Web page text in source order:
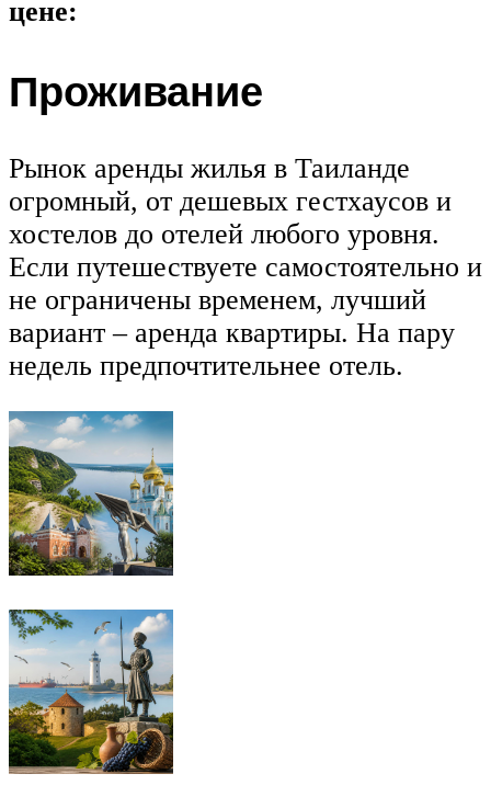
цене:
Проживание
Рынок аренды жилья в Таиланде
огромный, от дешевых гестхаусов и
хостелов до отелей любого уровня.
Если путешествуете самостоятельно и
не ограничены временем, лучший
вариант – аренда квартиры. На пару
недель предпочтительнее отель.